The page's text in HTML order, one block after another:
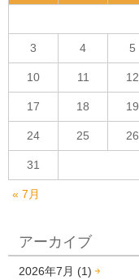
« 7月
3 4 5
10 11 12
17 18 19
24 25 26
31
アーカイブ
2026年7月 (1)